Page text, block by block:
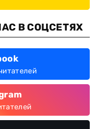
В СОЦСЕТЯХ